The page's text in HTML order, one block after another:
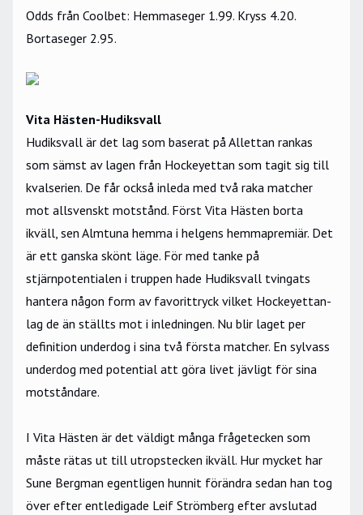
Odds från Coolbet: Hemmaseger 1.99. Kryss 4.20.
Bortaseger 2.95.
Vita Hästen-Hudiksvall
Hudiksvall är det lag som baserat på Allettan rankas
som sämst av lagen från Hockeyettan som tagit sig till
kvalserien. De får också inleda med två raka matcher
mot allsvenskt motstånd. Först Vita Hästen borta
ikväll, sen Almtuna hemma i helgens hemmapremiär. Det
är ett ganska skönt läge. För med tanke på
stjärnpotentialen i truppen hade Hudiksvall tvingats
hantera någon form av favorittryck vilket Hockeyettan-
lag de än ställts mot i inledningen. Nu blir laget per
definition underdog i sina två första matcher. En sylvass
underdog med potential att göra livet jävligt för sina
motståndare.
I Vita Hästen är det väldigt många frågetecken som
måste rätas ut till utropstecken ikväll. Hur mycket har
Sune Bergman egentligen hunnit förändra sedan han tog
över efter entledigade Leif Strömberg efter avslutad